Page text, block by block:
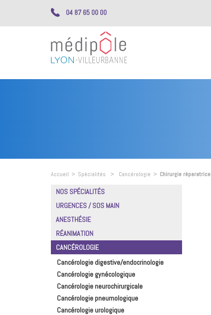
04 87 65 00 00
Accueil > Spécialités > Cancérologie > Chirurgie réparatrice
NOS SPÉCIALITÉS
URGENCES / SOS MAIN
ANESTHÉSIE
RÉANIMATION
CANCÉROLOGIE
Cancérologie digestive/endocrinologie
Cancérologie gynécologique
Cancérologie neurochirurgicale
Cancérologie pneumologique
Cancérologie urologique